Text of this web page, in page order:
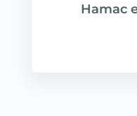
Hamac